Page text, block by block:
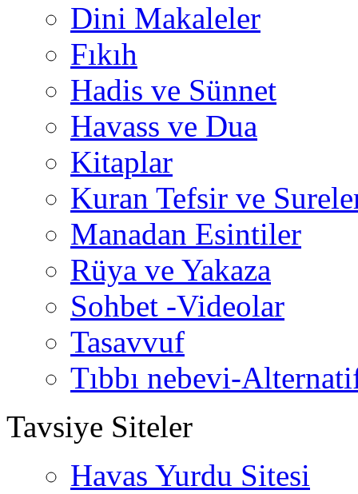
Dini Makaleler
Fıkıh
Hadis ve Sünnet
Havass ve Dua
Kitaplar
Kuran Tefsir ve
Manadan Esintiler
Rüya ve Yakaza
Sohbet -Videolar
Tasavvuf
Tıbbı nebevi-
Tavsiye Siteler
Havas Yurdu Sitesi